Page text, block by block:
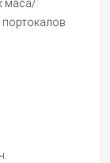
маса/:
портокалов